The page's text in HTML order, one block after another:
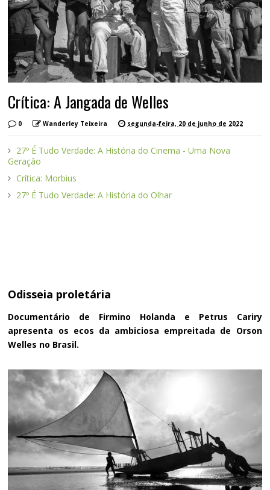
Crítica: A Jangada de Welles
0 Wanderley Teixeira segunda-feira, 20 de junho de 2022
27º É Tudo Verdade: A História do Cinema - Uma Nova
Geração
Crítica: Morbius
27º É Tudo Verdade: A História do Olhar
Odisseia proletária
Documentário de Firmino Holanda e Petrus Cariry
apresenta os ecos da ambiciosa empreitada de Orson
Welles no Brasil.